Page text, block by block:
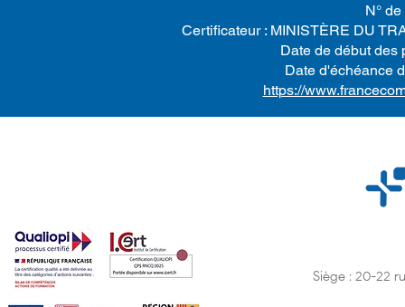
N°
Certificateur : MINISTÈRE DU
Date de début des
Date d'échéance
https://
Siège : 20-22